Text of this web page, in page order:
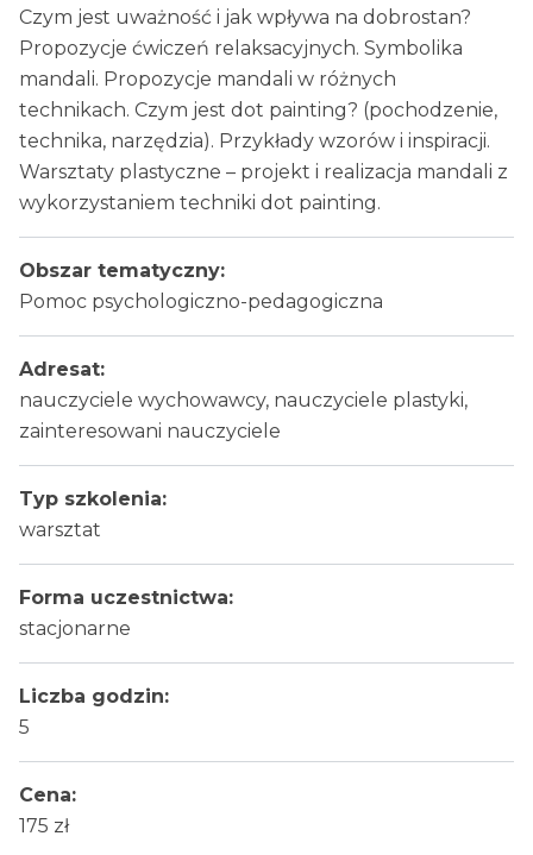
Czym jest uważność i jak wpływa na dobrostan?
Propozycje ćwiczeń relaksacyjnych. Symbolika
mandali. Propozycje mandali w różnych
technikach. Czym jest dot painting? (pochodzenie,
technika, narzędzia). Przykłady wzorów i inspiracji.
Warsztaty plastyczne – projekt i realizacja mandali z
wykorzystaniem techniki dot painting.
Obszar tematyczny:
Pomoc psychologiczno-pedagogiczna
Adresat:
nauczyciele wychowawcy, nauczyciele plastyki,
zainteresowani nauczyciele
Typ szkolenia:
warsztat
Forma uczestnictwa:
stacjonarne
Liczba godzin:
5
Cena:
175 zł